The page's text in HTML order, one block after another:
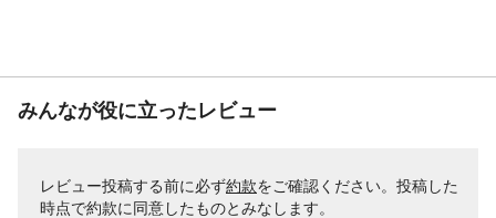
みんなが役に立ったレビュー
レビュー投稿する前に必ず約款をご確認ください。投稿した
時点で約款に同意したものとみなします。